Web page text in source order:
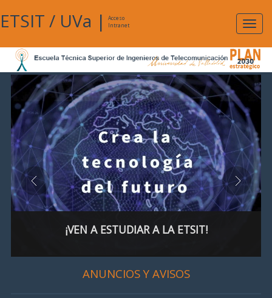
ETSIT / UVa |
Acceso
Intranet
¡VEN A ESTUDIAR A LA ETSIT!
ANUNCIOS Y AVISOS